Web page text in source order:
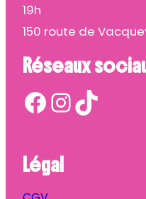
19h
150 route de
Réseaux
Facebook InstagramTikTok
Légal